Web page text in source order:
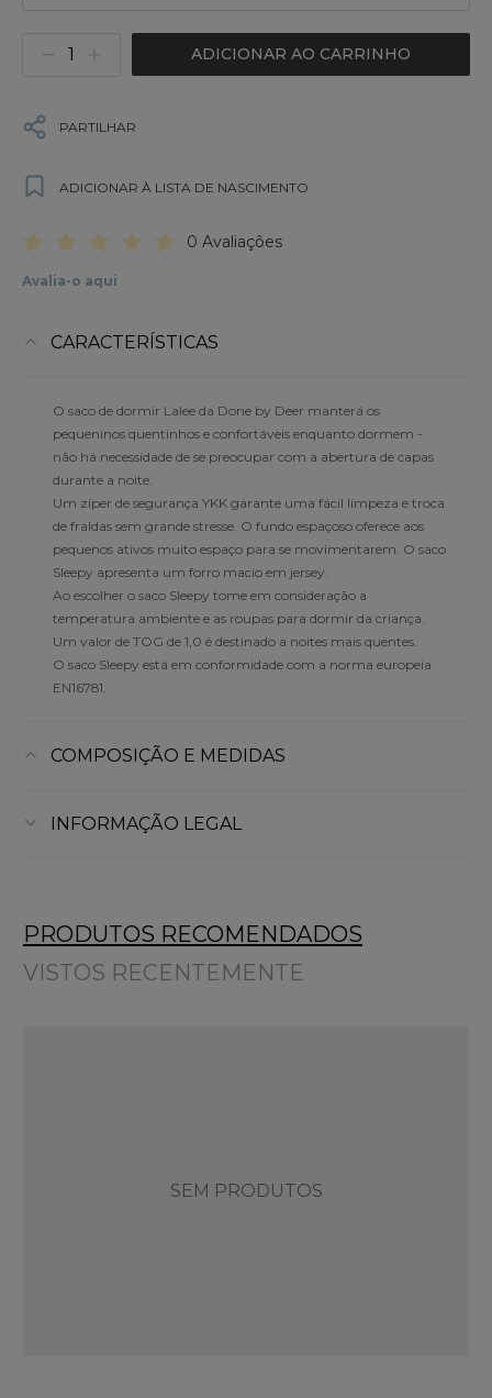
ADICIONAR AO CARRINHO
PARTILHAR
ADICIONAR À LISTA DE NASCIMENTO
0 Avaliações
Avalia-o aqui
CARACTERÍSTICAS
O saco de dormir Lalee da Done by Deer manterá os
pequeninos quentinhos e confortáveis enquanto dormem -
não há necessidade de se preocupar com a abertura de capas
durante a noite.
Um zíper de segurança YKK garante uma fácil limpeza e troca
de fraldas sem grande stresse. O fundo espaçoso oferece aos
pequenos ativos muito espaço para se movimentarem. O saco
Sleepy apresenta um forro macio em jersey.
Ao escolher o saco Sleepy tome em consideração a
temperatura ambiente e as roupas para dormir da criança.
Um valor de TOG de 1,0 é destinado a noites mais quentes.
O saco Sleepy está em conformidade com a norma europeia
EN16781.
COMPOSIÇÃO E MEDIDAS
INFORMAÇÃO LEGAL
PRODUTOS RECOMENDADOS
VISTOS RECENTEMENTE
SEM PRODUTOS